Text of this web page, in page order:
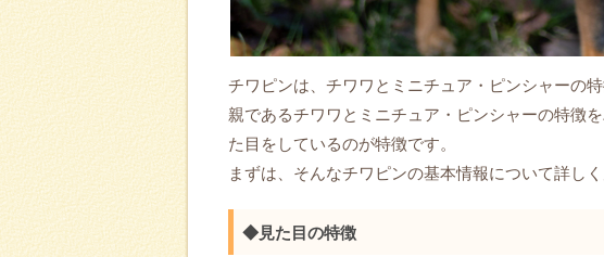
チワピンは、チワワとミニチュア・ピンシャーの
親であるチワワとミニチュア・ピンシャーの特徴
た目をしているのが特徴です。
まずは、そんなチワピンの基本情報について詳しく
◆見た目の特徴